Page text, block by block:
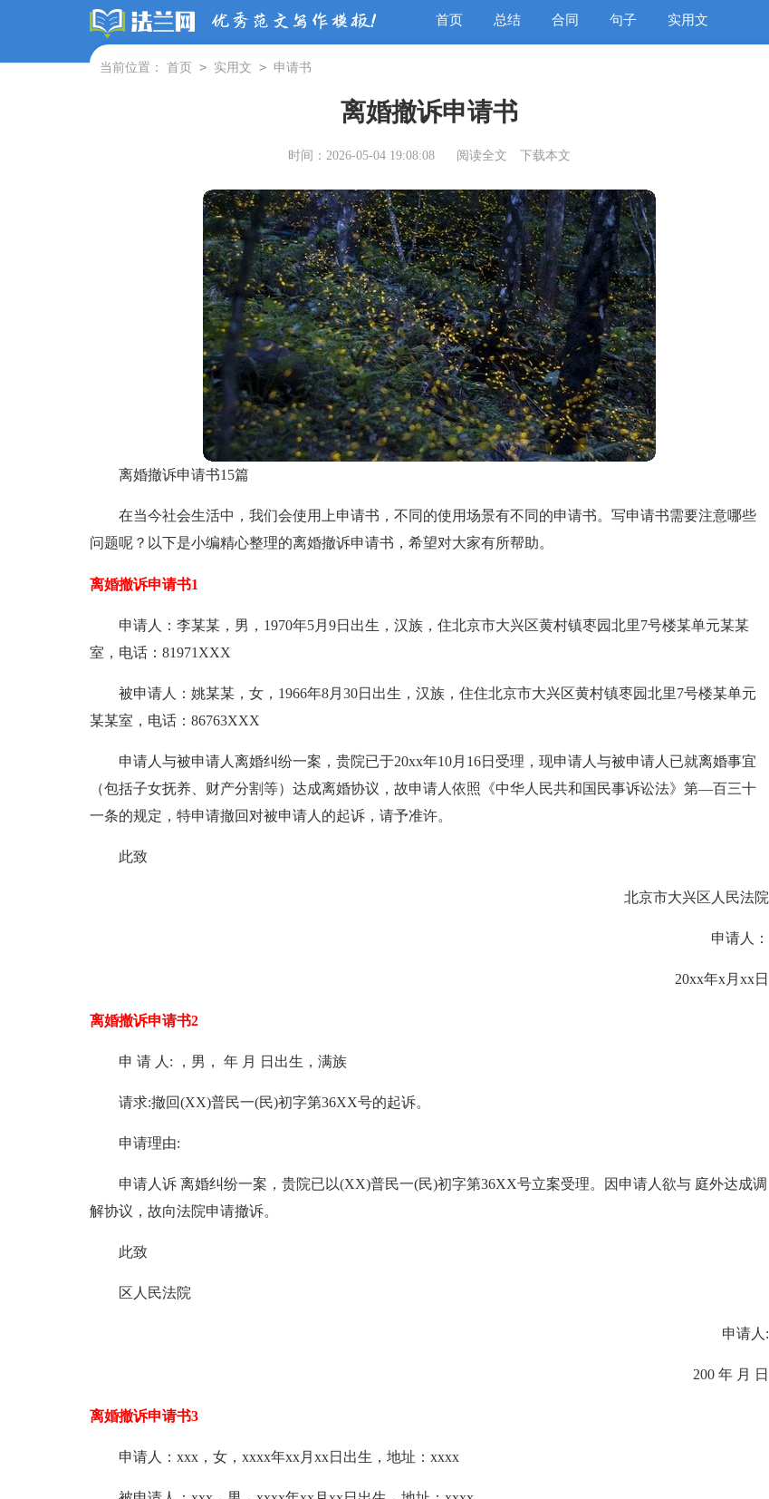
首页 总结 合同 句子 实用文
当前位置： 首页 > 实用文 > 申请书
离婚撤诉申请书
时间：2026-05-04 19:08:08 阅读全文 下载本文
离婚撤诉申请书15篇
在当今社会生活中，我们会使用上申请书，不同的使用场景有不同的申请书。写申请书需要注意哪些
问题呢？以下是小编精心整理的离婚撤诉申请书，希望对大家有所帮助。
离婚撤诉申请书1
申请人：李某某，男，1970年5月9日出生，汉族，住北京市大兴区黄村镇枣园北里7号楼某单元某某
室，电话：81971XXX
被申请人：姚某某，女，1966年8月30日出生，汉族，住住北京市大兴区黄村镇枣园北里7号楼某单元
某某室，电话：86763XXX
申请人与被申请人离婚纠纷一案，贵院已于20xx年10月16日受理，现申请人与被申请人已就离婚事宜
（包括子女抚养、财产分割等）达成离婚协议，故申请人依照《中华人民共和国民事诉讼法》第—百三十
一条的规定，特申请撤回对被申请人的起诉，请予准许。
此致
北京市大兴区人民法院
申请人：
20xx年x月xx日
离婚撤诉申请书2
申 请 人: ，男， 年 月 日出生，满族
请求:撤回(XX)普民一(民)初字第36XX号的起诉。
申请理由:
申请人诉 离婚纠纷一案，贵院已以(XX)普民一(民)初字第36XX号立案受理。因申请人欲与 庭外达成调
解协议，故向法院申请撤诉。
此致
区人民法院
申请人:
200 年 月 日
离婚撤诉申请书3
申请人：xxx，女，xxxx年xx月xx日出生，地址：xxxx